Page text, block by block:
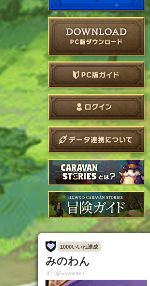
1000いいね達成
みのわん
ID: 8jj5xywimtku